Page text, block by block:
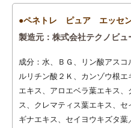
●ペネトレ ピュア エッセン
製造元：株式会社テクノビュ
成分：水、ＢＧ、リン酸アス
ルリチン酸２Ｋ、カンゾウ根
エキス、アロエベラ葉エキス
ス、クレマティス葉エキス、
ギナエキス、セイヨウキズタ